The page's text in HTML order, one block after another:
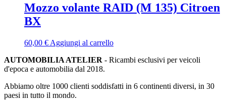
Mozzo volante RAID (M 135) Citroen
BX
60,00 € Aggiungi al carrello
AUTOMOBILIA ATELIER - Ricambi esclusivi per veicoli
d'epoca e automobilia dal 2018.
Abbiamo oltre 1000 clienti soddisfatti in 6 continenti diversi, in 30
paesi in tutto il mondo.